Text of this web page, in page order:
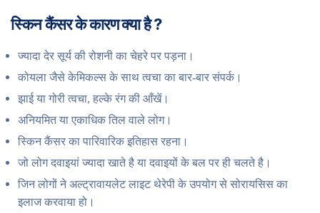
स्किन कैंसर के कारण क्या है ?
ज्यादा देर सूर्य की रोशनी का चेहरे पर पड़ना।
कोयला जैसे केमिकल्स के साथ त्वचा का बार-बार संपर्क।
झाई या गोरी त्वचा, हल्के रंग की आँखें।
अनियमित या एकाधिक तिल वाले लोग।
स्किन कैंसर का पारिवारिक इतिहास रहना।
जो लोग दवाइयां ज्यादा खाते है या दवाइयों के बल पर ही चलते है।
जिन लोगों ने अल्ट्रावायलेट लाइट थेरेपी के उपयोग से सोरायसिस का
इलाज करवाया हो।